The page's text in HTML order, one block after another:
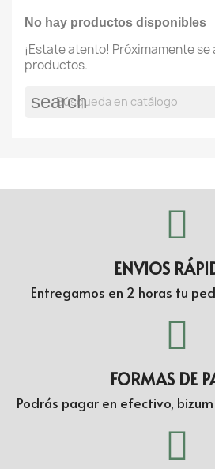
No hay productos disponibles
¡Estate atento! Próximamente
productos.
search
ENVIOS
Entregamos en 2 horas tu
FORMAS DE
Podrás pagar en efectivo,